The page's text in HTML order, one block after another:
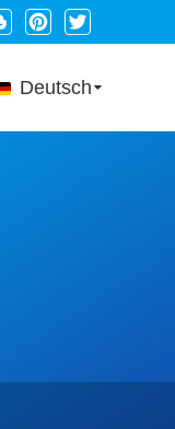
PinterestTwitter
Deutsch